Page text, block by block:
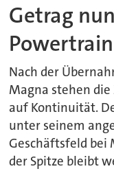
Getrag
Powertrain
Nach der
Magna stehen
auf Kontinuität.
unter seinem
Geschäftsfeld bei
der Spitze bleibt